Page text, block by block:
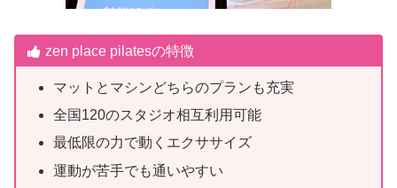
zen place pilatesの特徴
マットとマシンどちらのプランも充実
全国120のスタジオ相互利用可能
最低限の力で動くエクササイズ
運動が苦手でも通いやすい